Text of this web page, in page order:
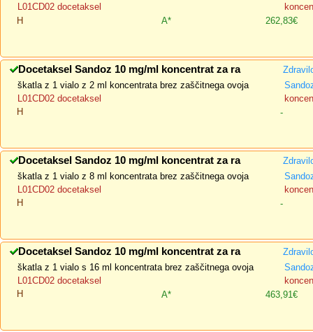
L01CD02 docetaksel
H
A* 262,83€
Docetaksel Sandoz 10 mg/ml koncentrat za ra
škatla z 1 vialo z 2 ml koncentrata brez zaščitnega ovoja
L01CD02 docetaksel
H
-
Docetaksel Sandoz 10 mg/ml koncentrat za ra
škatla z 1 vialo z 8 ml koncentrata brez zaščitnega ovoja
L01CD02 docetaksel
H
-
Docetaksel Sandoz 10 mg/ml koncentrat za ra
škatla z 1 vialo s 16 ml koncentrata brez zaščitnega ovoja
L01CD02 docetaksel
H
A* 463,91€